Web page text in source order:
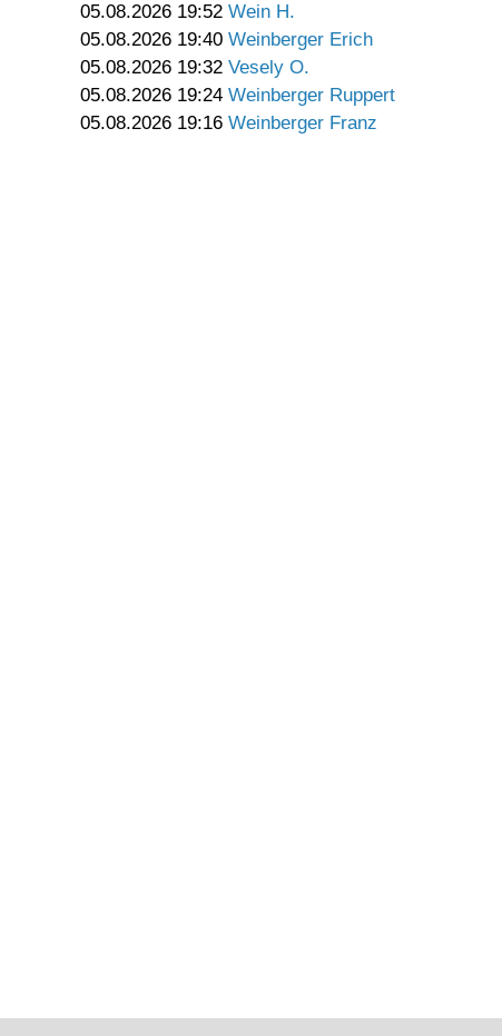
05.08.2026 19:52 Wein H.
05.08.2026 19:40 Weinberger Erich
05.08.2026 19:32 Vesely O.
05.08.2026 19:24 Weinberger Ruppert
05.08.2026 19:16 Weinberger Franz